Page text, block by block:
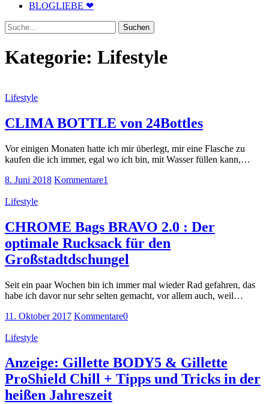
BLOGLIEBE ❤
Suche
Kategorie: Lifestyle
Lifestyle
CLIMA BOTTLE von 24Bottles
Vor einigen Monaten hatte ich mir überlegt, mir eine Flasche zu
kaufen die ich immer, egal wo ich bin, mit Wasser füllen kann,…
8. Juni 2018 Kommentare1
Lifestyle
CHROME Bags BRAVO 2.0 : Der
optimale Rucksack für den
Großstadtdschungel
Seit ein paar Wochen bin ich immer mal wieder Rad gefahren, das
habe ich davor nur sehr selten gemacht, vor allem auch, weil…
11. Oktober 2017 Kommentare0
Lifestyle
Anzeige: Gillette BODY5 & Gillette
ProShield Chill + Tipps und Tricks in der
heißen Jahreszeit